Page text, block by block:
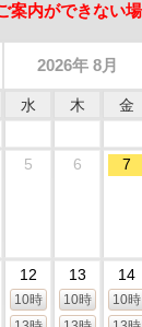
案内ができない
2026年 8月
水 木 金
5 6 7
12
10時
13
10時
14
10時